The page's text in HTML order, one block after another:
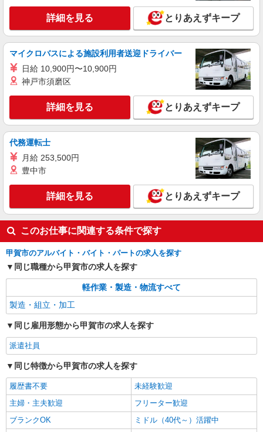
キープ 詳細を見る
派遣社員
株式会社綜合キャリアオプション（1314VJ0805G60★89-S-T3）
製薬クリーンルームで計量・機械操作/日払い
OK
滋賀県甲賀市
キープ 詳細を見る
戦力エージェント株式会社
時給1400円＋交通費（規定あり） ☆日払い・
週払い対応しております！ 【当社独自の手当↓】
世帯主手当（3000円〜）、配偶者手当（1万
円）、子供手当（お子様一人につき5000円） 【月
収例】 時給1400円×7.5H×21日＝220,500円
滋賀県甲賀市水口町
キープ 詳細を見る
詳細を見る とりあえずキープ
マイクロバスによる施設利用者送迎ドライバー
日給 10,900円〜10,900円
神戸市須磨区
詳細を見る とりあえずキープ
代務運転士
月給 253,500円
豊中市
詳細を見る とりあえずキープ
このお仕事に関連する条件で探す
甲賀市のアルバイト・バイト・パートの求人を探す
同じ職種から甲賀市の求人を探す
軽作業・製造・物流すべて
製造・組立・加工
同じ雇用形態から甲賀市の求人を探す
派遣社員
同じ特徴から甲賀市の求人を探す
履歴書不要
未経験歓迎
主婦・主夫歓迎
フリーター歓迎
ブランクOK
ミドル（40代～）活躍中